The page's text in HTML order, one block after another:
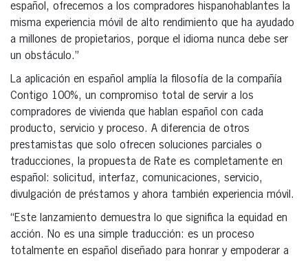
español, ofrecemos a los compradores hispanohablantes la
misma experiencia móvil de alto rendimiento que ha ayudado
a millones de propietarios, porque el idioma nunca debe ser
un obstáculo.”
La aplicación en español amplía la filosofía de la compañía
Contigo 100%, un compromiso total de servir a los
compradores de vivienda que hablan español con cada
producto, servicio y proceso. A diferencia de otros
prestamistas que solo ofrecen soluciones parciales o
traducciones, la propuesta de Rate es completamente en
español: solicitud, interfaz, comunicaciones, servicio,
divulgación de préstamos y ahora también experiencia móvil.
“Este lanzamiento demuestra lo que significa la equidad en
acción. No es una simple traducción: es un proceso
totalmente en español diseñado para honrar y empoderar a